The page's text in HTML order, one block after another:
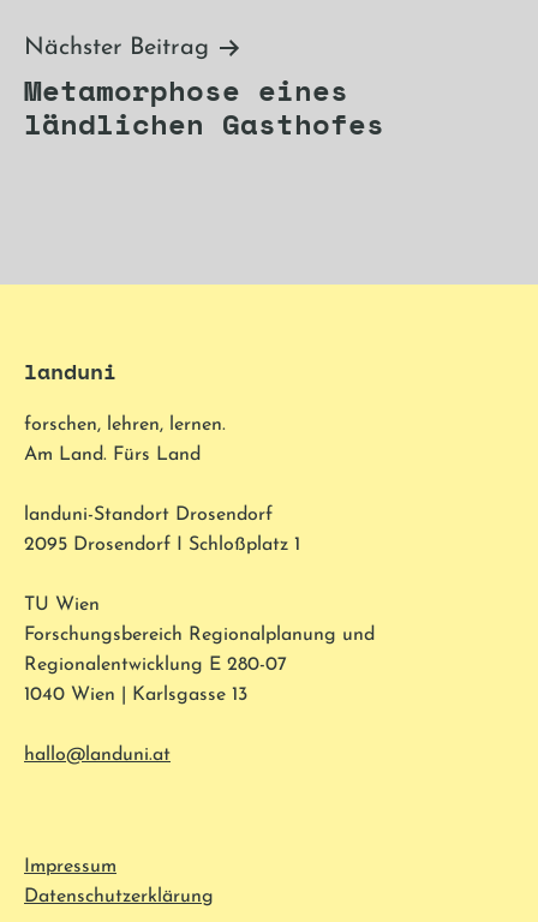
Nächster Beitrag
Metamorphose eines
ländlichen Gasthofes
landuni
forschen, lehren, lernen.
Am Land. Fürs Land
landuni-Standort Drosendorf
2095 Drosendorf I Schloßplatz 1
TU Wien
Forschungsbereich Regionalplanung und
Regionalentwicklung E 280-07
1040 Wien | Karlsgasse 13
hallo@landuni.at
Impressum
Datenschutzerklärung